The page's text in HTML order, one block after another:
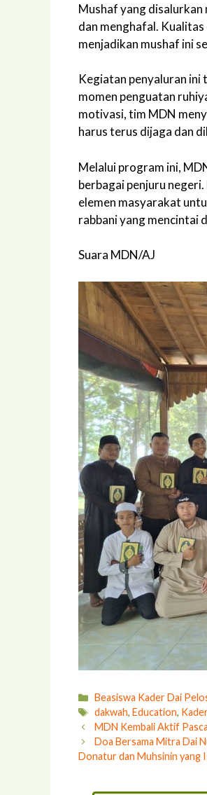
Mushaf yang disalurkan
dan menghafal.
menjadikan mushaf ini
Kegiatan penyaluran ini
momen penguatan
motivasi, tim MDN
harus terus dijaga dan
Melalui program ini,
berbagai penjuru
elemen masyarakat
rabbani yang mencintai
Suara MDN/AJ
Kategori
Beasiswa Kader Dai
Tag
dakwah,Education,
MDN Kembali Aktif
Doa Bersama Mitra Dai
Donatur dan Muhsinin yang